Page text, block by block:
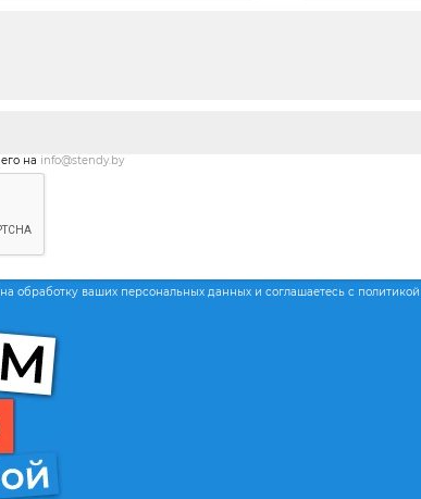
на info@stendy.by
обработку ваших персональных данных и соглашаетесь с